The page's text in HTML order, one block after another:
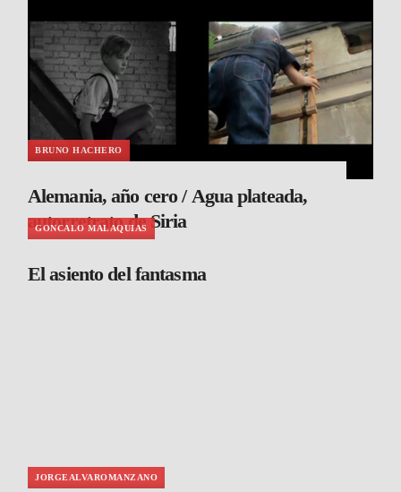
BRUNO HACHERO
Alemania, año cero / Agua plateada,
autorretrato de Siria
GONCALO MALAQUIAS
El asiento del fantasma
JORGEALVAROMANZANO